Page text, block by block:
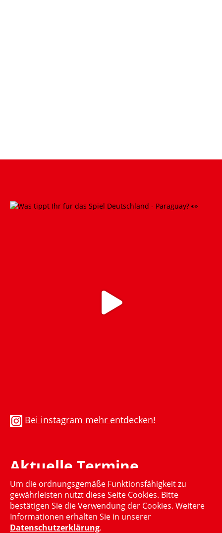
Bei instagram mehr entdecken!
Aktuelle Termine
Momentan gibt es keinen aktuellen Termin
Um die ordnungsgemäße Funktionsfähigkeit zu
gewährleisten nutzt diese Seite Cookies. Bitte
bestätigen Sie die Verwendung der Cookies. Weitere
Informationen erhalten Sie in unserer
Datenschutzerklärung.